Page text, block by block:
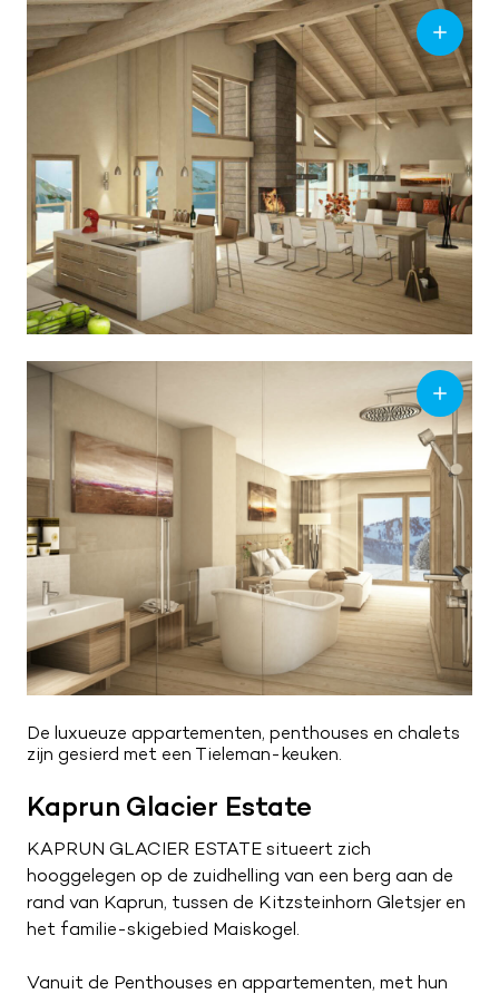
De luxueuze appartementen, penthouses en chalets
zijn gesierd met een Tieleman-keuken .
Kaprun Glacier Estate
KAPRUN GLACIER ESTATE situeert zich
hooggelegen op de zuidhelling van een berg aan de
rand van Kaprun, tussen de Kitzsteinhorn Gletsjer en
het familie-skigebied Maiskogel.
Vanuit de Penthouses en appartementen, met hun